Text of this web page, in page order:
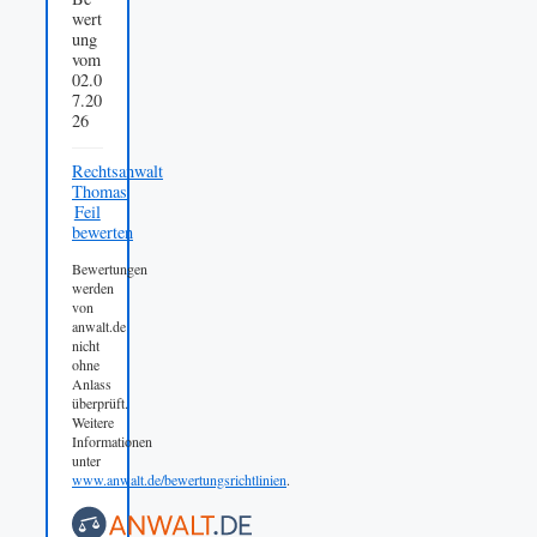
wert
ung
vom
02.0
7.20
26
Rechtsanwalt
Thomas
Feil
bewerten
Bewertungen
werden
von
anwalt.de
nicht
ohne
Anlass
überprüft.
Weitere
Informationen
unter
www.anwalt.de/bewertungsrichtlinien.